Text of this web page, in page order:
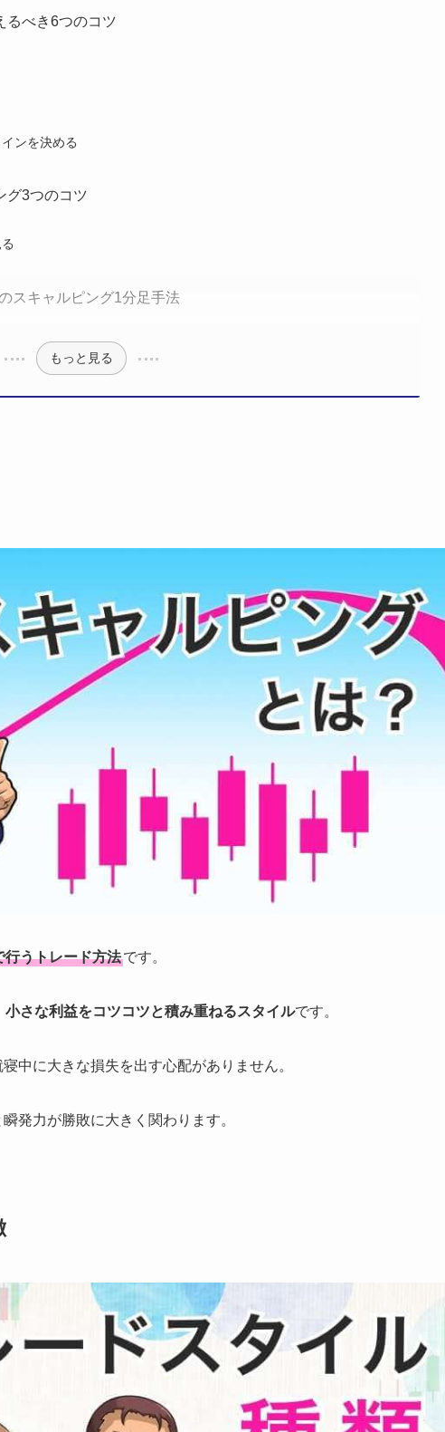
るべき6つのコツ
ンを決める
グ3つのコツ
スキャルピング1分足手法
もっと見る
行うトレード方法です。
小さな利益をコツコツと積み重ねるスタイルです。
中に大きな損失を出す心配がありません。
発力が勝敗に大きく関わります。